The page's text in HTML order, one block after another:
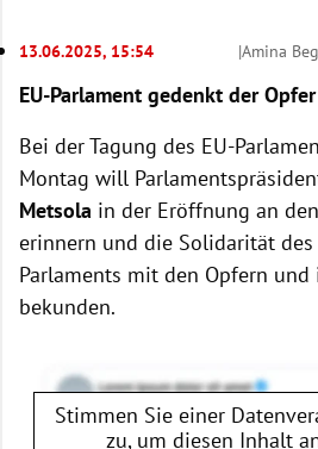
13.06.2025, 15:54 |Amina
EU-Parlament gedenkt der
Bei derTagung des EU-
Montag will
Metsola in der Eröffnung an
erinnern und die Solidarität des
Parlaments mit den Opfern
bekunden.
Stimmen Sie einer
zu, um diesen Inhalt